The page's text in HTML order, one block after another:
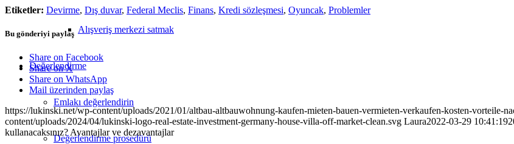
Alışveriş merkezi satmak
Değerlendirme
Emlakı değerlendirin
Değerlendirme prosedürü
Etiketler: Devirme, Dış duvar, Federal Meclis, Finans, Kredi sözleşmesi, Oyuncak, Problemler
Bu gönderiyi paylaş
Share on Facebook
Share on X
Share on WhatsApp
Mail üzerinden paylaş
https://lukinski.net/wp-content/uploads/2021/01/altbau-altbauwohnung-kaufen-mieten-bauen-vermieten-verkaufen-kosten-vorteile-
content/uploads/2024/04/lukinski-logo-real-estate-investment-germany-house-villa-off-market-clean.svg Laura2022-03-29 10:41:19
kullanacaksınız? Avantajlar ve dezavantajlar